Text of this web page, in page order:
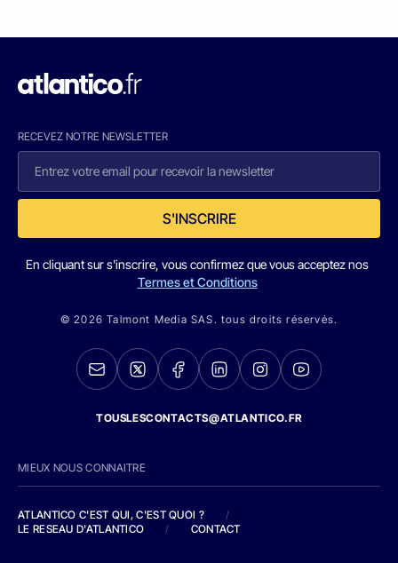
RECEVEZ NOTRE NEWSLETTER
S'INSCRIRE
En cliquant sur s'inscrire, vous confirmez que vous acceptez nos
Termes et Conditions
© 2026 Talmont Media SAS. tous droits réservés.
TOUSLESCONTACTS@ATLANTICO.FR
MIEUX NOUS CONNAITRE
ATLANTICO C'EST QUI, C'EST QUOI ?
/
LE RESEAU D'ATLANTICO
/ CONTACT